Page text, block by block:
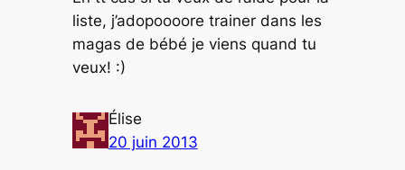
liste, j’adopoooore trainer dans les
magas de bébé je viens quand tu
veux! :)
Élise
20 juin 2013